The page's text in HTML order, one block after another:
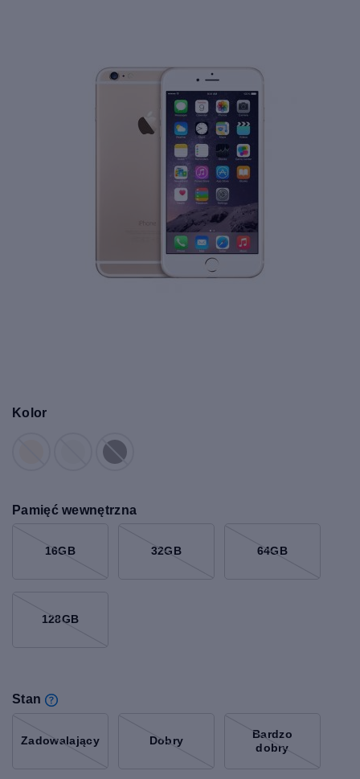
Kolor
Pamięć wewnętrzna
16GB 32GB 64GB
128GB
Stan
Zadowalający Dobry
Bardzo
dobry